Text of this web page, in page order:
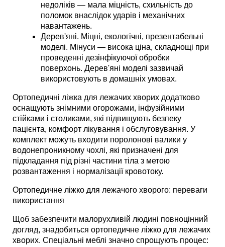
недоліків — мала міцність, схильність до
поломок внаслідок ударів і механічних
навантажень.
Дерев'яні. Міцні, екологічні, презентабельні
моделі. Мінуси — висока ціна, складнощі при
проведенні дезінфікуючої обробки
поверхонь. Дерев'яні моделі зазвичай
використовують в домашніх умовах.
Ортопедичні ліжка для лежачих хворих додатково
оснащують знімними огорожами, інфузійними
стійками і столиками, які підвищують безпеку
пацієнта, комфорт лікування і обслуговування. У
комплект можуть входити поролонові валики у
водонепроникному чохлі, які призначені для
підкладання під різні частини тіла з метою
розвантаження і нормалізації кровотоку.
Ортопедичне ліжко для лежачого хворого: переваги
використання
Щоб забезпечити малорухливій людині повноцінний
догляд, знадобиться ортопедичне ліжко для лежачих
хворих. Спеціальні меблі значно спрощують процес: